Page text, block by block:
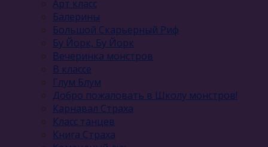
Арт класс
Балерины
Большой Скарьерный Риф
Бу Йорк, Бу Йорк
Вечеринка монстров
В классе
Глум Блум
Добро пожаловать в Школу монстров!
Карнавал Cтраха
Класс танцев
Книга Страха